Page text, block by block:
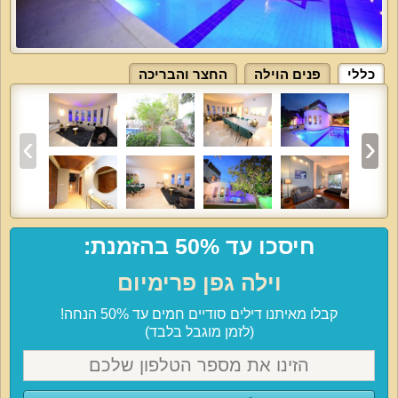
כללי פנים הוילה החצר והבריכה
חיסכו עד 50% בהזמנת:
וילה גפן פרימיום
קבלו מאיתנו דילים סודיים חמים עד 50% הנחה!
(לזמן מוגבל בלבד)